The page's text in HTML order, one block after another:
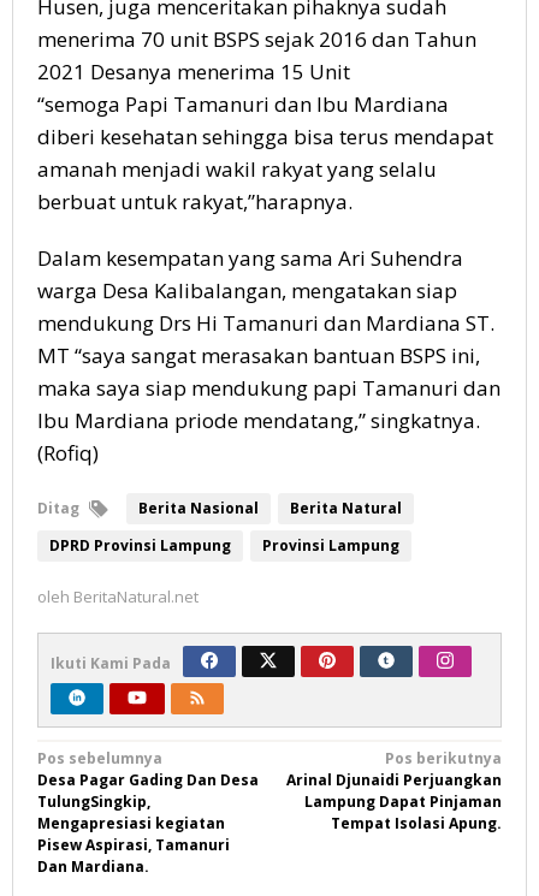
Husen, juga menceritakan pihaknya sudah
menerima 70 unit BSPS sejak 2016 dan Tahun
2021 Desanya menerima 15 Unit
“semoga Papi Tamanuri dan Ibu Mardiana
diberi kesehatan sehingga bisa terus mendapat
amanah menjadi wakil rakyat yang selalu
berbuat untuk rakyat,”harapnya.
Dalam kesempatan yang sama Ari Suhendra
warga Desa Kalibalangan, mengatakan siap
mendukung Drs Hi Tamanuri dan Mardiana ST.
MT “saya sangat merasakan bantuan BSPS ini,
maka saya siap mendukung papi Tamanuri dan
Ibu Mardiana priode mendatang,” singkatnya.
(Rofiq)
Ditag Berita Nasional
Berita Natural
DPRD Provinsi Lampung
Provinsi Lampung
oleh BeritaNatural.net
Ikuti Kami Pada
Navigasi
pos
Pos sebelumnya
Desa Pagar Gading Dan Desa
TulungSingkip,
Mengapresiasi kegiatan
Pisew Aspirasi, Tamanuri
Dan Mardiana.
Pos berikutnya
Arinal Djunaidi Perjuangkan
Lampung Dapat Pinjaman
Tempat Isolasi Apung.